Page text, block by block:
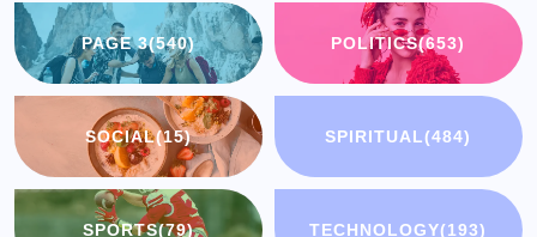
PAGE 3(540) POLITICS(653)
SOCIAL(15) SPIRITUAL(484)
SPORTS(79) TECHNOLOGY(193)